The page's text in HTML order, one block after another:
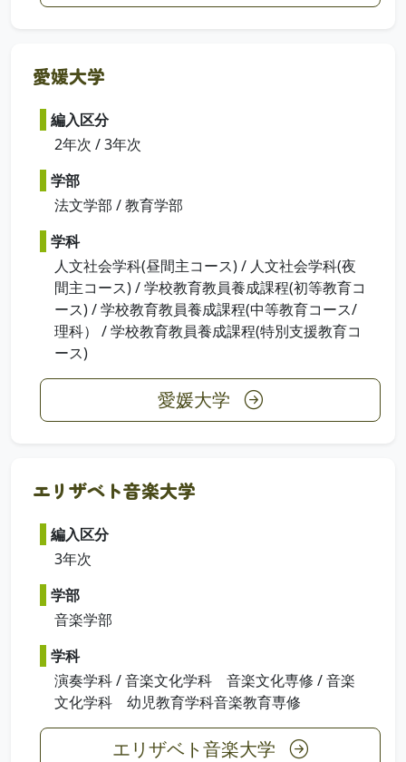
愛媛大学
編入区分
2年次 / 3年次
学部
法文学部 / 教育学部
学科
人文社会学科(昼間主コース) / 人文社会学科(夜
間主コース) / 学校教育教員養成課程(初等教育コ
ース) / 学校教育教員養成課程(中等教育コース/
理科） / 学校教育教員養成課程(特別支援教育コ
ース)
愛媛大学
エリザベト音楽大学
編入区分
3年次
学部
音楽学部
学科
演奏学科 / 音楽文化学科 音楽文化専修 / 音楽
文化学科 幼児教育学科音楽教育専修
エリザベト音楽大学